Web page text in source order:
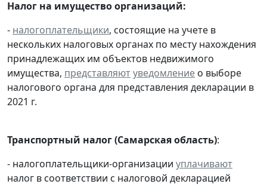
Налог на имущество организаций:
- налогоплательщики, состоящие на учете в
нескольких налоговых органах по месту нахождения
принадлежащих им объектов недвижимого
имущества, представляютуведомление о выборе
налогового органа для представления декларации в
2021 г.
Транспортный налог (Самарская область):
- налогоплательщики-организации уплачивают
налог в соответствии с налоговой декларацией